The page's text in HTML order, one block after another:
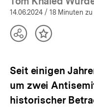
14.06.2024 / 18 Minuten
TeilenInhalt
Seit einigen
um zwei
historischer